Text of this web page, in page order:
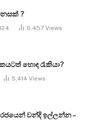
?
6,457 Views
හොඳ රැකියා?
5,414 Views
වන්දි ඉල්ලන්න –